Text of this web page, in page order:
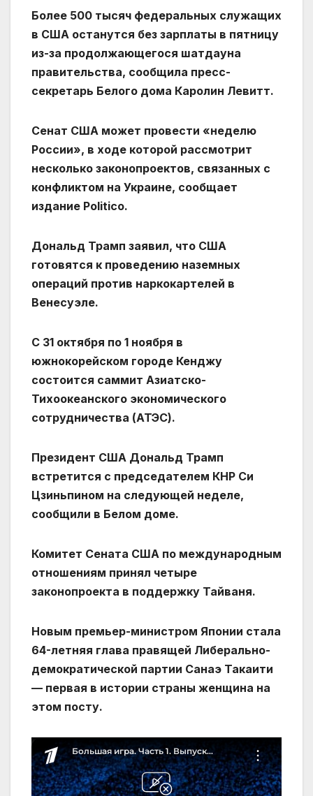
Более 500 тысяч федеральных служащих
в США останутся без зарплаты в пятницу
из-за продолжающегося шатдауна
правительства, сообщила пресс-
секретарь Белого дома Каролин Левитт.
Сенат США может провести «неделю
России», в ходе которой рассмотрит
несколько законопроектов, связанных с
конфликтом на Украине, сообщает
издание Politico.
Дональд Трамп заявил, что США
готовятся к проведению наземных
операций против наркокартелей в
Венесуэле.
С 31 октября по 1 ноября в
южнокорейском городе Кенджу
состоится саммит Азиатско-
Тихоокеанского экономического
сотрудничества (АТЭС).
Президент США Дональд Трамп
встретится с председателем КНР Си
Цзиньпином на следующей неделе,
сообщили в Белом доме.
Комитет Сената США по международным
отношениям принял четыре
законопроекта в поддержку Тайваня.
Новым премьер-министром Японии стала
64-летняя глава правящей Либерально-
демократической партии Санаэ Такаити
— первая в истории страны женщина на
этом посту.